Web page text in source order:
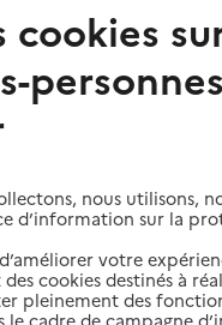
domicile
autour de
cookies
nous utilisons,
d’information sur la
votre
cookies destinés à
pleinement des
le cadre de campagne